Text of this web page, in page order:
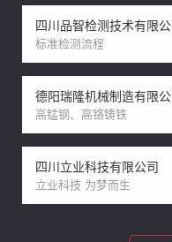
四川品智检测技术有限
标准检测流程
德阳瑞隆机械制造有限
高锰钢、高铬铸铁
四川立业科技有限公司
立业科技 为梦而生